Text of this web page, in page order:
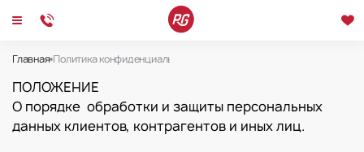
Главная Политика конфиденциальности
Политика конфиденциальности
ПОЛОЖЕНИЕ
О порядке обработки и защиты персональных
данных клиентов, контрагентов и иных лиц.